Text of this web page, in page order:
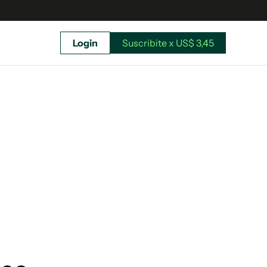
Login Suscribite x US$ 3,45